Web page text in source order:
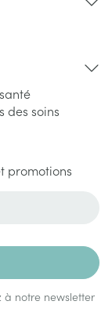
des soins
promotions
à notre newsletter